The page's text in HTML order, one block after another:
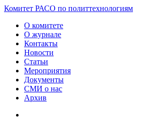
Комитет РАСО по политтехнологиям
О комитете
О журнале
Контакты
Новости
Статьи
Мероприятия
Документы
СМИ о нас
Архив